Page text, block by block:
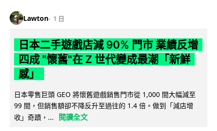
Lawton 1 日
日本二手遊戲店減 90% 門市 業績反增
四成 "懷舊"在 Z 世代變成最潮「新鮮
感」
日本零售巨頭 GEO 將懷舊遊戲銷售門市從 1,000 間大幅減至
99 間，但銷售額卻不降反升至過往的 1.4 倍。做到「減店增
收」奇蹟，...
閱讀全文